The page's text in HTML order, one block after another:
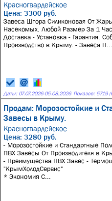
Красногвардейское
Цена: 3300 руб.
Завеса Штора Силиконовая От
Насекомых. Любой Размер За 1 Час.
Доставка - Установка - Гарантия.
Производство в Крыму. - Завеса П...
Даты: 07.07.2026-05.08.2026 Показов: 5719
Продам: Морозостойкие и
Завесы в Крыму.
Красногвардейское
Цена: 3280 руб.
- Морозостойкие и Стандартные
ПВХ Завесы От Производителя в
- Преимущества ПВХ Завес -
"КрымХолодСервис"
* Экономия С...